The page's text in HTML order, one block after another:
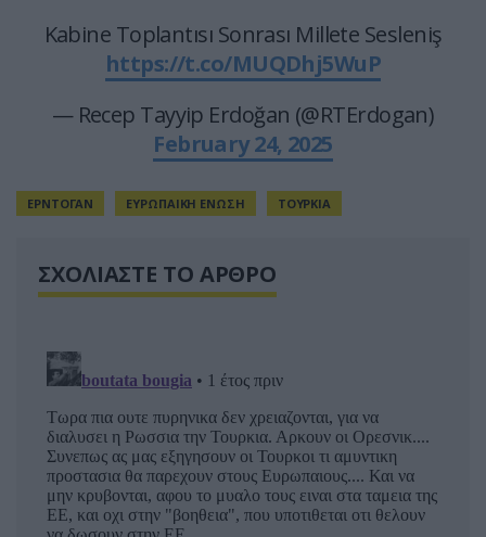
Kabine Toplantısı Sonrası Millete Sesleniş
https://t.co/MUQDhj5WuP
— Recep Tayyip Erdoğan (@RTErdogan)
February 24, 2025
ΕΡΝΤΟΓΑΝ ΕΥΡΩΠΑΙΚΗ ΕΝΩΣΗ ΤΟΥΡΚΙΑ
ΣΧΟΛΙΑΣΤΕ ΤΟ ΑΡΘΡΟ